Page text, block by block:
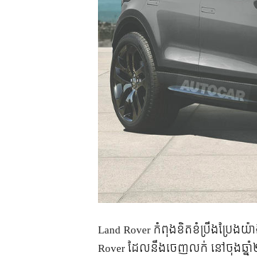
Land Rover កំពុងខិតខំប្រឹងប្រែងយ៉
Rover ដែលនឹងចេញលក់ នៅចុងឆ្ន